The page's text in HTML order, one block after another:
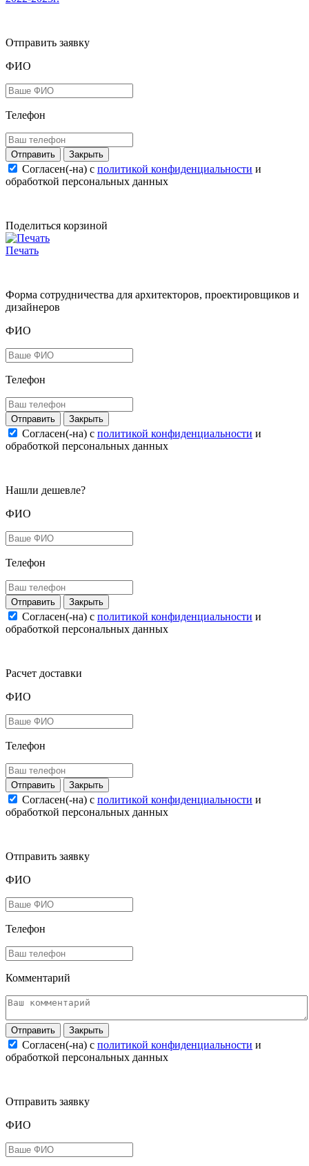
Отправить заявку
ФИО
Телефон
Закрыть
Согласен(-на) c политикой конфиденциальности и
обработкой персональных данных
Поделиться корзиной
Печать
Форма сотрудничества для архитекторов, проектировщиков и
дизайнеров
ФИО
Телефон
Закрыть
Согласен(-на) c политикой конфиденциальности и
обработкой персональных данных
Нашли дешевле?
ФИО
Телефон
Закрыть
Согласен(-на) c политикой конфиденциальности и
обработкой персональных данных
Расчет доставки
ФИО
Телефон
Закрыть
Согласен(-на) c политикой конфиденциальности и
обработкой персональных данных
Отправить заявку
ФИО
Телефон
Комментарий
Закрыть
Согласен(-на) c политикой конфиденциальности и
обработкой персональных данных
Отправить заявку
ФИО